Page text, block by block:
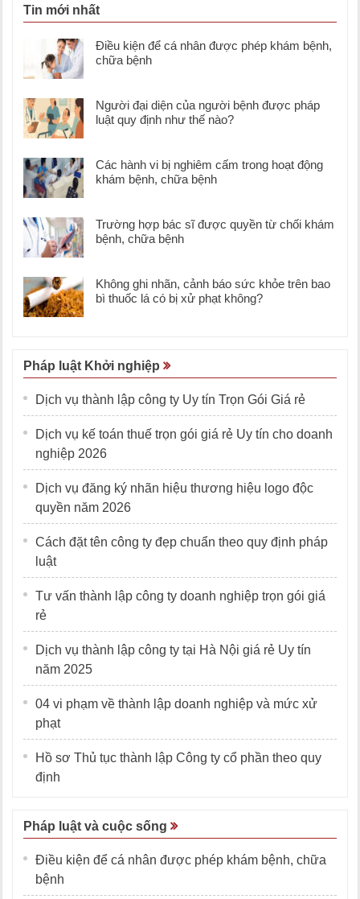
Tin mới nhất
Điều kiện để cá nhân được phép khám bệnh,
chữa bệnh
Người đại diện của người bệnh được pháp
luật quy định như thế nào?
Các hành vi bị nghiêm cấm trong hoạt động
khám bệnh, chữa bệnh
Trường hợp bác sĩ được quyền từ chối khám
bệnh, chữa bệnh
Không ghi nhãn, cảnh báo sức khỏe trên bao
bì thuốc lá có bị xử phạt không?
Pháp luật Khởi nghiệp
Dịch vụ thành lập công ty Uy tín Trọn Gói Giá rẻ
Dịch vụ kế toán thuế trọn gói giá rẻ Uy tín cho doanh
nghiệp 2026
Dịch vụ đăng ký nhãn hiệu thương hiệu logo độc
quyền năm 2026
Cách đặt tên công ty đẹp chuẩn theo quy định pháp
luật
Tư vấn thành lập công ty doanh nghiệp trọn gói giá
rẻ
Dịch vụ thành lập công ty tại Hà Nội giá rẻ Uy tín
năm 2025
04 vi phạm về thành lập doanh nghiệp và mức xử
phạt
Hồ sơ Thủ tục thành lập Công ty cổ phần theo quy
định
Pháp luật và cuộc sống
Điều kiện để cá nhân được phép khám bệnh, chữa
bệnh